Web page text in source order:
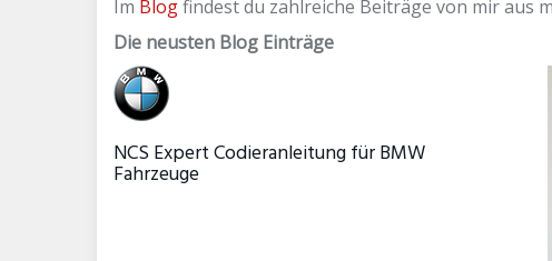
Im Blogfindest du zahlreiche Beiträge von mir aus
Die neusten Blog Einträge
NCS Expert Codieranleitung für BMW
Fahrzeuge